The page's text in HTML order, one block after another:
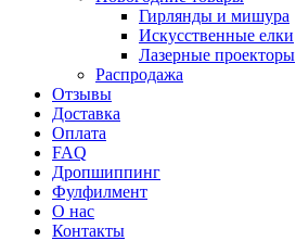
Гирлянды и мишура
Искусственные елки
Лазерные проекторы
Распродажа
Отзывы
Доставка
Оплата
FAQ
Дропшиппинг
Фулфилмент
О нас
Контакты